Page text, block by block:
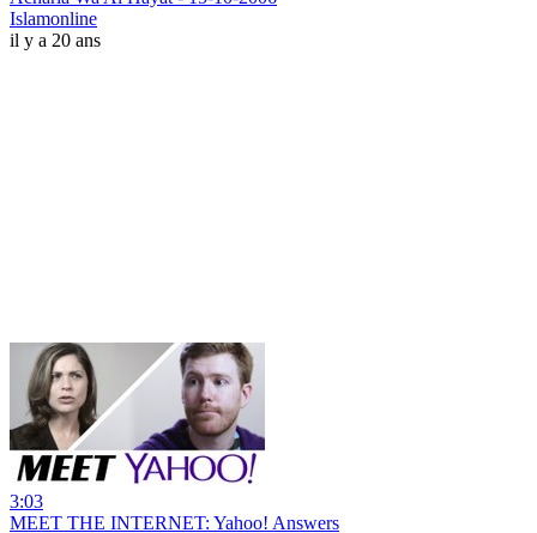
Islamonline
il y a 20 ans
3:03
MEET THE INTERNET: Yahoo! Answers